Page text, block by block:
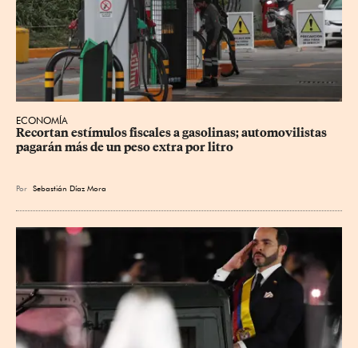
ECONOMÍA
Recortan estímulos fiscales a gasolinas; automovilistas
pagarán más de un peso extra por litro
Por Sebastián Díaz Mora